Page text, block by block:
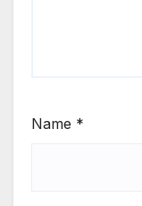
Name *